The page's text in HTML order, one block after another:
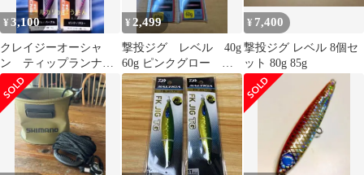
¥3,100
クレイジーオーシャ
ン ティップランナー
Chibi 新品2本 ピンク
グロー他
¥ 2,499
撃投ジグ レベル 40g
60g ピンクグロー カ
ルティバ
¥ 7,400
撃投ジグ レベル 8個セ
ット 80g 85g